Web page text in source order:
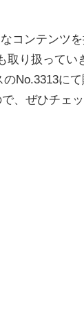
コンテンツを
取り扱ってい
No.3313に
、ぜひチェ